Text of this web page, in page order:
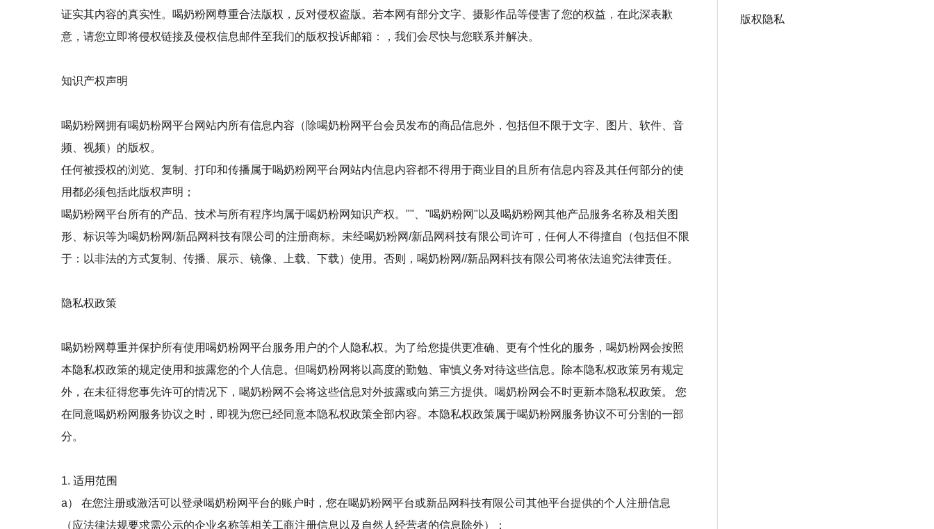
证实其内容的真实性。喝奶粉网尊重合法版权，反对侵权盗版。若本网有部分文字、摄影作品等侵害了您的权益，在此深表歉
意，请您立即将侵权链接及侵权信息邮件至我们的版权投诉邮箱：，我们会尽快与您联系并解决。
知识产权声明
喝奶粉网拥有喝奶粉网平台网站内所有信息内容（除喝奶粉网平台会员发布的商品信息外，包括但不限于文字、图片、软件、音
频、视频）的版权。
任何被授权的浏览、复制、打印和传播属于喝奶粉网平台网站内信息内容都不得用于商业目的且所有信息内容及其任何部分的使
用都必须包括此版权声明；
喝奶粉网平台所有的产品、技术与所有程序均属于喝奶粉网知识产权。""、"喝奶粉网"以及喝奶粉网其他产品服务名称及相关图
形、标识等为喝奶粉网/新品网科技有限公司的注册商标。未经喝奶粉网/新品网科技有限公司许可，任何人不得擅自（包括但不限
于：以非法的方式复制、传播、展示、镜像、上载、下载）使用。否则，喝奶粉网//新品网科技有限公司将依法追究法律责任。
隐私权政策
喝奶粉网尊重并保护所有使用喝奶粉网平台服务用户的个人隐私权。为了给您提供更准确、更有个性化的服务，喝奶粉网会按照
本隐私权政策的规定使用和披露您的个人信息。但喝奶粉网将以高度的勤勉、审慎义务对待这些信息。除本隐私权政策另有规定
外，在未征得您事先许可的情况下，喝奶粉网不会将这些信息对外披露或向第三方提供。喝奶粉网会不时更新本隐私权政策。 您
在同意喝奶粉网服务协议之时，即视为您已经同意本隐私权政策全部内容。本隐私权政策属于喝奶粉网服务协议不可分割的一部
分。
1. 适用范围
a） 在您注册或激活可以登录喝奶粉网平台的账户时，您在喝奶粉网平台或新品网科技有限公司其他平台提供的个人注册信息
（应法律法规要求需公示的企业名称等相关工商注册信息以及自然人经营者的信息除外）；
版权隐私